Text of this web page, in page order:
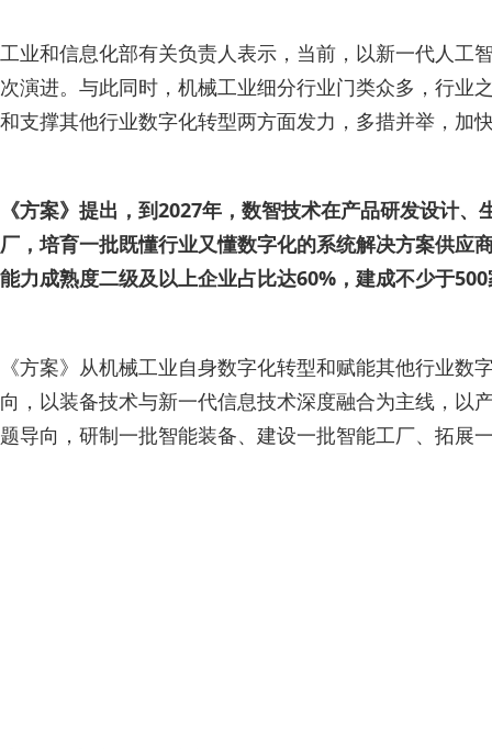
工业和信息化部有关负责人表示，当前，以新一代人工
次演进。与此同时，机械工业细分行业门类众多，行业
和支撑其他行业数字化转型两方面发力，多措并举，加
《方案》提出，到2027年，数智技术在产品研发设计
厂，培育一批既懂行业又懂数字化的系统解决方案供应
能力成熟度二级及以上企业占比达60%，建成不少于
《方案》从机械工业自身数字化转型和赋能其他行业
向，以装备技术与新一代信息技术深度融合为主线，以
题导向，研制一批智能装备、建设一批智能工厂、拓展